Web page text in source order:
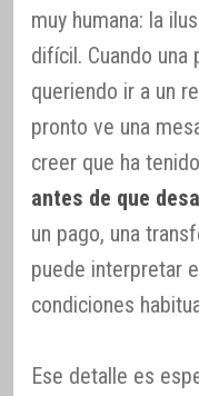
muy humana: la
difícil. Cuando
queriendo ir a un
pronto ve una
creer que ha
antes de que
un pago, una
puede interpretar
condiciones
Ese detalle es